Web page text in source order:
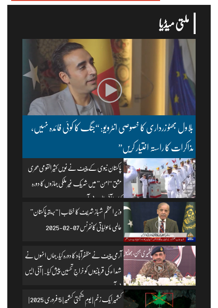
ملتی میڈیا
بلاول بھٹو زرداری کا خصوصی انٹرویو: “جنگ کا کوئی فائدہ نہیں،
مذاکرات کا راستہ اختیار کریں”
پاکستان نیوی کے چیف نے نویں کثیر القومی بحری
مشق “امن” میں شریک غیر ملکی جہازوں کا دورہ
کیا۔ | آئی ایس پی آر
وزیرِ اعظم شہباز شریف کا خطاب | “بریتھ پاکستان”
عالمی ماحولیاتی کانفرنس 07-02-2025
آرمی چیف نے مظفرآباد کا دورہ کیا، جہاں انہوں نے
شہداء کی قربانیوں کو خراجِ تحسین پیش کیا۔ | آئی ایس
پی آر
کشمیر ایک زخم | یومِ یکجہتی کشمیر | 5 فروری 2025 |